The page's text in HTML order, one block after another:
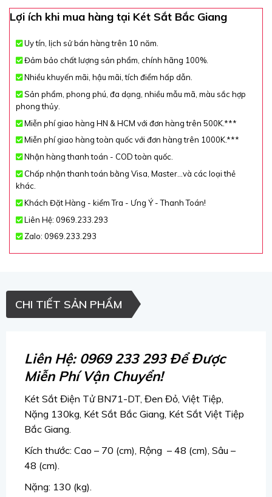
Lợi ích khi mua hàng tại Két Sắt Bắc Giang
Uy tín, lịch sử bán hàng trên 10 năm.
Đảm bảo chất lượng sản phẩm, chính hãng 100%.
Nhiều khuyến mãi, hậu mãi, tích điểm hấp dẫn.
Sản phẩm, phong phú, đa dạng, nhiều mẫu mã, màu sắc hợp
phong thủy.
Miễn phí giao hàng HN & HCM với đơn hàng trên 500K.***
Miễn phí giao hàng toàn quốc với đơn hàng trên 1000K.***
Nhận hàng thanh toán - COD toàn quốc.
Chấp nhận thanh toán bằng Visa, Master...và các loại thẻ
khác.
Khách Đặt Hàng - kiểm Tra - Ưng Ý - Thanh Toán!
Liên Hệ: 0969.233.293
Zalo: 0969.233.293
CHI TIẾT SẢN PHẨM
Liên Hệ: 0969 233 293 Để Được
Miễn Phí Vận Chuyển!
Két Sắt Điện Tử BN71-DT, Đen Đỏ, Việt Tiệp,
Nặng 130kg, Két Sắt Bắc Giang, Két Sắt Việt Tiệp
Bắc Giang.
Kích thước: Cao – 70 (cm), Rộng – 48 (cm), Sâu –
48 (cm).
Nặng: 130 (kg).